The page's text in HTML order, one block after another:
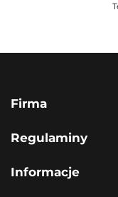
Firma
Regulaminy
Informacje